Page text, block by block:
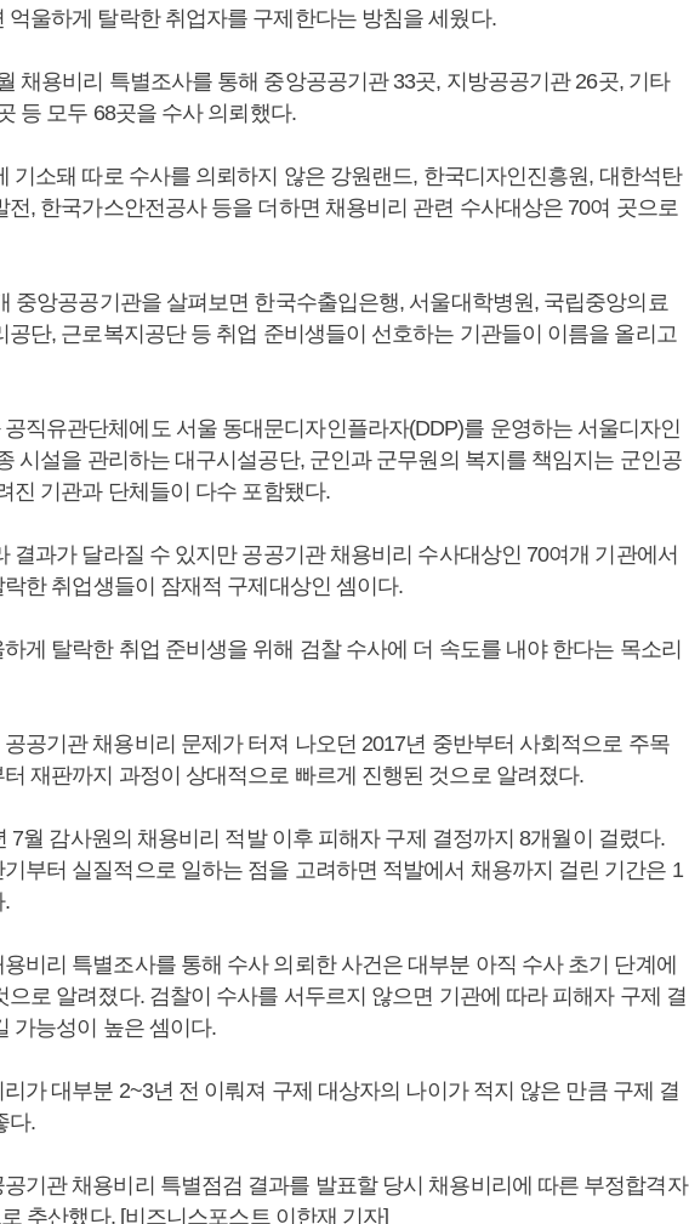
억울하게 탈락한 취업자를 구제한다는 방침을 세웠다.
채용비리 특별조사를 통해 중앙공공기관 33곳, 지방공공기관 26곳, 기타
등 모두 68곳을 수사 의뢰했다.
기소돼 따로 수사를 의뢰하지 않은 강원랜드, 한국디자인진흥원, 대한석탄
전, 한국가스안전공사 등을 더하면 채용비리 관련 수사대상은 70여 곳으로
중앙공공기관을 살펴보면 한국수출입은행, 서울대학병원, 국립중앙의료
공단, 근로복지공단 등 취업 준비생들이 선호하는 기관들이 이름을 올리고
직유관단체에도 서울 동대문디자인플라자(DDP)를 운영하는 서울디자인
시설을 관리하는 대구시설공단, 군인과 군무원의 복지를 책임지는 군인공
진 기관과 단체들이 다수 포함됐다.
결과가 달라질 수 있지만 공공기관 채용비리 수사대상인 70여개 기관에서
한 취업생들이 잠재적 구제대상인 셈이다.
게 탈락한 취업 준비생을 위해 검찰 수사에 더 속도를 내야 한다는 목소리
공기관 채용비리 문제가 터져 나오던 2017년 중반부터 사회적으로 주목
재판까지 과정이 상대적으로 빠르게 진행된 것으로 알려졌다.
7월 감사원의 채용비리 적발 이후 피해자 구제 결정까지 8개월이 걸렸다.
부터 실질적으로 일하는 점을 고려하면 적발에서 채용까지 걸린 기간은 1
.
비리 특별조사를 통해 수사 의뢰한 사건은 대부분 아직 수사 초기 단계에
으로 알려졌다. 검찰이 수사를 서두르지 않으면 기관에 따라 피해자 구제 결
가능성이 높은 셈이다.
가 대부분 2~3년 전 이뤄져 구제 대상자의 나이가 적지 않은 만큼 구제 결
다.
기관 채용비리 특별점검 결과를 발표할 당시 채용비리에 따른 부정합격자
추산했다. [비즈니스포스트 이한재 기자]